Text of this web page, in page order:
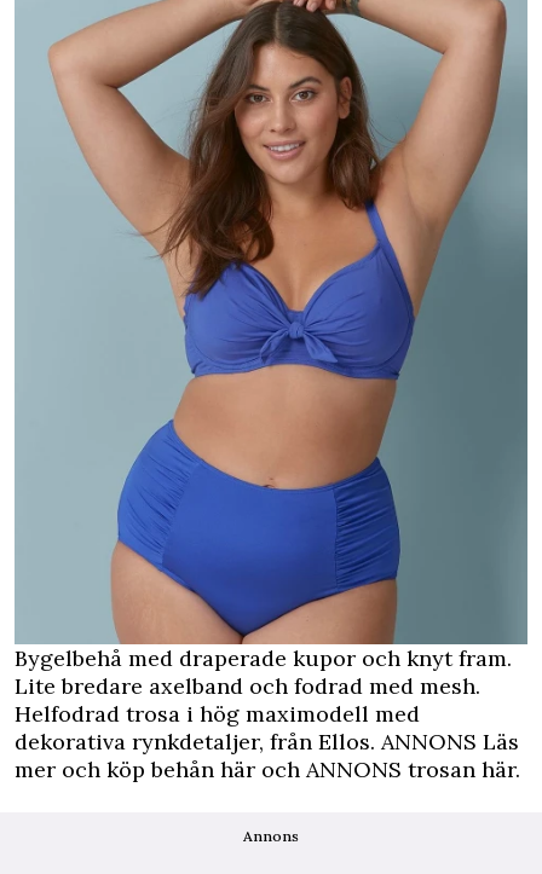
Bygelbehå med draperade kupor och knyt fram.
Lite bredare axelband och fodrad med mesh.
Helfodrad trosa i hög maximodell med
dekorativa rynkdetaljer, från Ellos. ANNONS Läs
mer och köp behån här och ANNONS trosan här.
Annons